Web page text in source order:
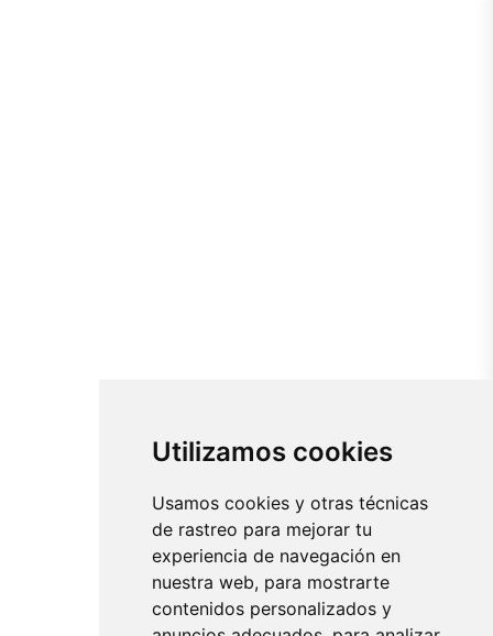
Utilizamos cookies
Usamos cookies y otras técnicas
de rastreo para mejorar tu
experiencia de navegación en
nuestra web, para mostrarte
contenidos personalizados y